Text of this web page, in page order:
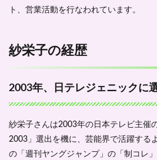
とし
2.3
ダル
ビッ
有と
離婚
2.4
12
年にわた
ト、営業活動を行なわれています。
紗栄子の経歴
2003年、日テレジェニックに
紗栄子さんは2003年の日本テレビ主催
2003」選出を機に、芸能界で活躍する
の「週刊ヤングジャンプ」の「制コレ